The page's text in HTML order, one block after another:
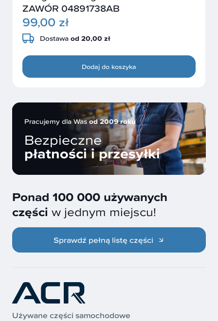
ZAWÓR 04891738AB
99,00 zł
Dostawa od 20,00 zł
Dodaj do koszyka
Pracujemy dla Wasod 2009 roku
Bezpieczne
płatności i przesyłki
Ponad 100 000 używanych
części w jednym miejscu!
Sprawdź pełną listę części
Używane części samochodowe